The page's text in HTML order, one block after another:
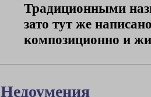
Традиционными
зато тут же
композиционно и
Недоумения